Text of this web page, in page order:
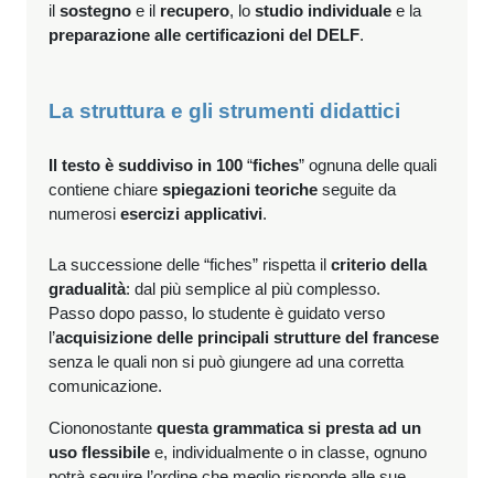
il sostegno e il recupero, lo studio individuale e la
preparazione alle certificazioni del DELF.
La struttura e gli strumenti didattici
Il testo è suddiviso in 100 “fiches” ognuna delle quali
contiene chiare spiegazioni teoriche seguite da
numerosi esercizi applicativi.
La successione delle “fiches” rispetta il criterio della
gradualità: dal più semplice al più complesso.
Passo dopo passo, lo studente è guidato verso
l’acquisizione delle principali strutture del francese
senza le quali non si può giungere ad una corretta
comunicazione.
Ciononostante questa grammatica si presta ad un
uso flessibile e, individualmente o in classe, ognuno